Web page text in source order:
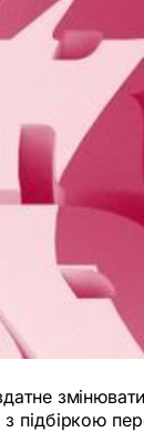
підбіркою